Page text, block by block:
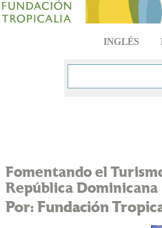
INGLÉS
Fomentando el
República Dominicana
Por: Fundación